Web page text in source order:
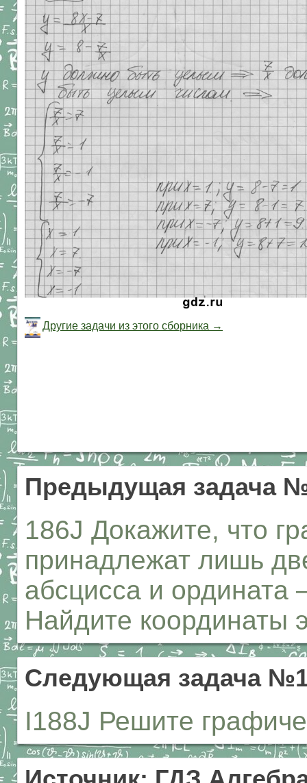
Другие задачи из этого сборника →
Предыдущая задача
186J Докажите, что
принадлежат лишь
абсцисса и
Найдите координаты
Следующая задача
I188J Решите